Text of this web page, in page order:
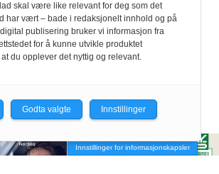
Innstillinger for informasjonskapsler
skal være like relevant for deg som det
har vært – bade i redaksjonelt innhold og på
publisering bruker vi informasjon fra
for å kunne utvikle produktet
du opplever det nyttig og relevant.
Godta valgte Innstillinger